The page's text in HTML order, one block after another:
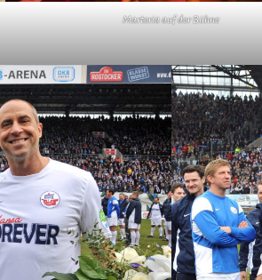
Marteria auf der Bühne